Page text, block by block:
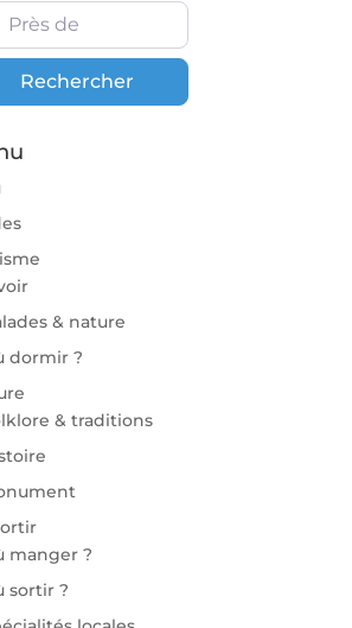
de
Rechercher
& nature
dormir ?
& traditions
manger ?
sortir ?